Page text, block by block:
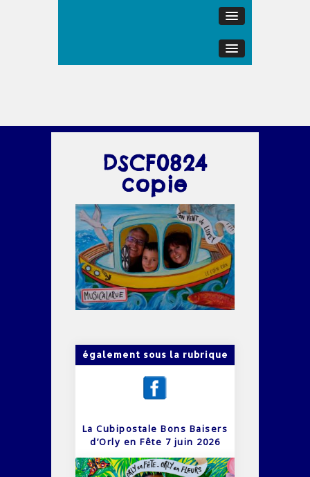
DSCF0824
copie
également sous la rubrique
La Cubipostale Bons Baisers
d’Orly en Fête 7 juin 2026